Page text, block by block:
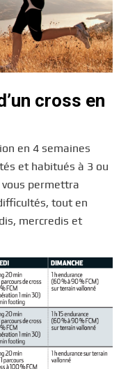
cross en
en 4 semaines
et habitués à 3 ou
permettra
tout en
mercredis et